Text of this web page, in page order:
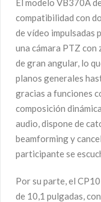
El modelo VB370A
compatibilidad con
de vídeo
una cámara PTZ con
de gran angular, lo
planos generales
gracias a funciones
composición
audio, dispone de
beamforming y
participante se
Por su parte, el
de 10,1 pulgadas,